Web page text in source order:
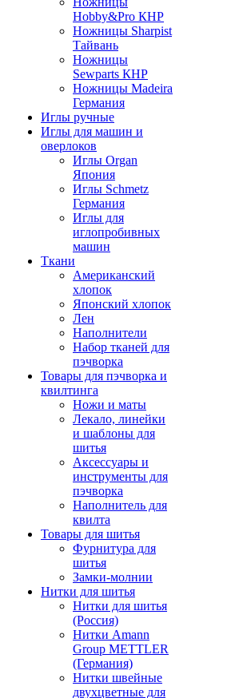
Hobby&Pro КНР
Ножницы Sharpist
Тайвань
Ножницы
Sewparts КНР
Ножницы Madeira
Германия
Иглы ручные
Иглы для машин и
оверлоков
Иглы Organ
Япония
Иглы Schmetz
Германия
Иглы для
иглопробивных
машин
Ткани
Американский
хлопок
Японский хлопок
Лен
Наполнители
Набор тканей для
пэчворка
Товары для пэчворка и
квилтинга
Ножи и маты
Лекало, линейки
и шаблоны для
шитья
Аксессуары и
инструменты для
пэчворка
Наполнитель для
квилта
Товары для шитья
Фурнитура для
шитья
Замки-молнии
Нитки для шитья
Нитки для шитья
(Россия)
Нитки Amann
Group METTLER
(Германия)
Нитки швейные
двухцветные для